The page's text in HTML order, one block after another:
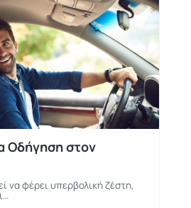
Οδήγηση στον
να φέρει υπερβολική ζέστη,